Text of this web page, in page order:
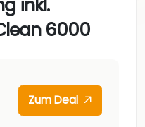
inkl.
6000
Zum Deal